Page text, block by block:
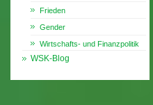
Frieden
Gender
Wirtschafts- und Finanzpolitik
WSK-Blog